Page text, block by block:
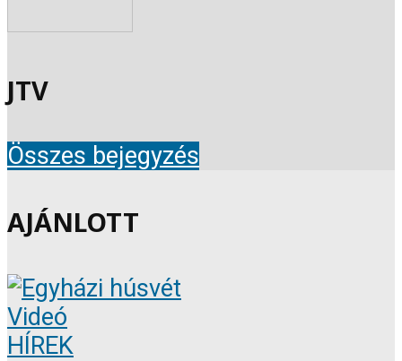
JTV
Összes bejegyzés
AJÁNLOTT
Videó
HÍREK